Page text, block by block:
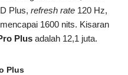
Plus, refresh rate 120 Hz,
1600 nits. Kisaran
Plus adalah 12,1 juta.
Plus